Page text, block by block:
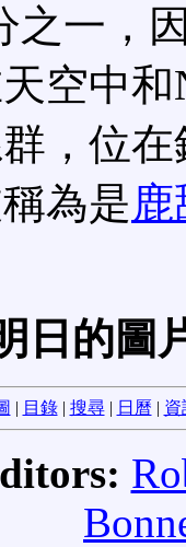
之一，
空中
，位
為是
日的圖
| 目錄| 搜尋| 日曆 | 資